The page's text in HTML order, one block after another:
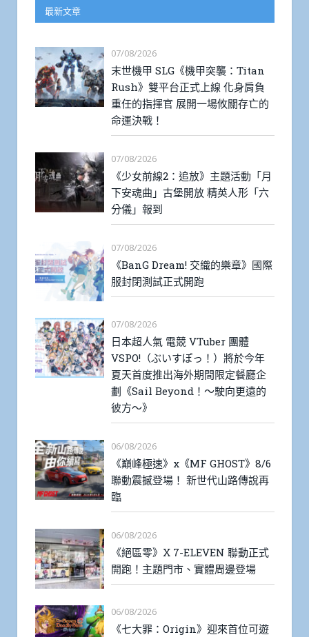
最新文章
07/08/2026
末世機甲 SLG《機甲突襲：Titan
Rush》雙平台正式上線 化身肩負
重任的指揮官 展開一場攸關存亡的
命運決戰！
07/08/2026
《少女前線2：追放》主題活動「月
下安魂曲」古堡開放 精英人形「六
分儀」報到
07/08/2026
《BanG Dream! 交織的樂章》國際
服封閉測試正式開跑
07/08/2026
日本超人氣 電競 VTuber 團體
VSPO!（ぶいすぽっ！）將於今年
夏天首度推出海外期間限定餐廳企
劃《Sail Beyond！～駛向更遠的
彼方～》
06/08/2026
《巔峰極速》x《MF GHOST》8/6
聯動震撼登場！ 新世代山路傳說再
臨
06/08/2026
《絕區零》X 7-ELEVEN 聯動正式
開跑！主題門市、實體周邊登場
06/08/2026
《七大罪：Origin》迎來首位可遊